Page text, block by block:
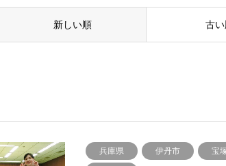
新しい順 古
兵庫県 伊丹市 宝